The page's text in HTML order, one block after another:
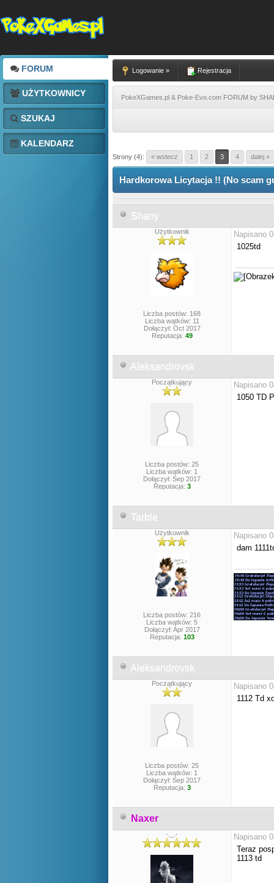
FORUM
UŻYTKOWNICY
SZUKAJ
KALENDARZ
Logowanie » Rejestracja
PokeXGames.pl & Poke-Evo.com FORUM by
Strony (4): « wstecz 1 2 3 4 dalej »
Hardkorowa Licytacja !! (No scam
Shany
Użytkownik
Liczba postów: 168
Liczba wątków: 11
Dołączył: Oct 2017
Reputacja: 49
Napisano
1025td
Aleksandrovsk
Początkujący
Liczba postów: 25
Liczba wątków: 1
Dołączył: Sep 2017
Reputacja: 3
Napisano
1050 TD
Tarble
Użytkownik
Liczba postów: 216
Liczba wątków: 5
Dołączył: Apr 2017
Reputacja: 103
Napisano
dam
Aleksandrovsk
Początkujący
Liczba postów: 25
Liczba wątków: 1
Dołączył: Sep 2017
Reputacja: 3
Napisano
1112 Td
Naxer
-._.-
Napisano
Teraz
1113 td